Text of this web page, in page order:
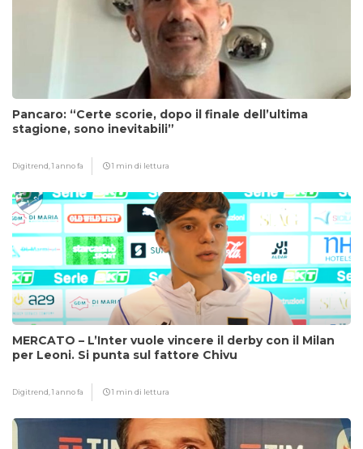
Pancaro: “Certe scorie, dopo il finale dell’ultima
stagione, sono inevitabili”
Digitrend,1 anno fa 1 min di lettura
MERCATO – L’Inter vuole vincere il derby con il Milan
per Leoni. Si punta sul fattore Chivu
Digitrend,1 anno fa 1 min di lettura